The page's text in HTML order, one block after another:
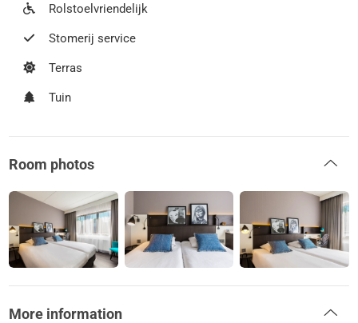
Rolstoelvriendelijk
Stomerij service
Terras
Tuin
Room photos
More information